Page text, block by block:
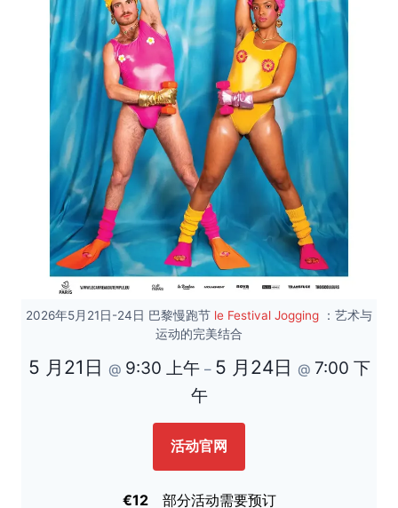
2026年5月21日-24日 巴黎慢跑节 le Festival Jogging ：艺术与
运动的完美结合
5 月21日 @ 9:30 上午 – 5 月24日 @ 7:00 下
午
活动官网
€12 部分活动需要预订